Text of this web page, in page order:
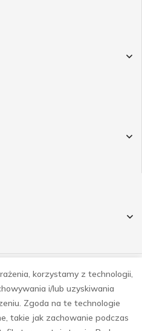
REALIZACJAE-SKLEPY INVESTNET
korzystamy z technologii,
i/lub uzyskiwania
Zgoda na te technologie
takie jak zachowanie podczas